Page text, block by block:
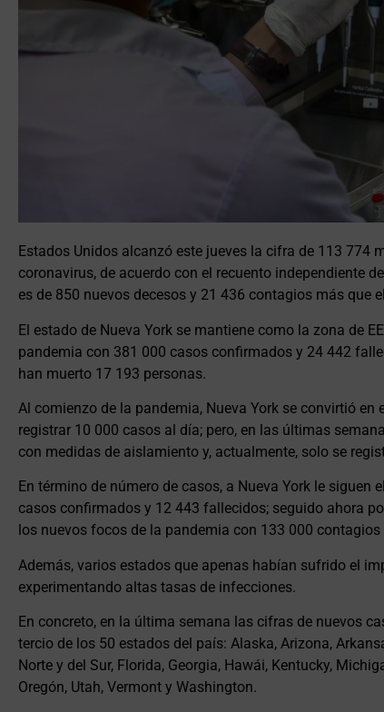
Estados Unidos alcanzó este jueves la cifra de 113 774
coronavirus, de acuerdo con el recuento independiente
es de 850 nuevos decesos y 21 436 contagios más que
El estado de Nueva York se mantiene como la zona de
pandemia con 381 000 casos confirmados y 24 442
han muerto 17 193 personas.
Al comienzo de la pandemia, Nueva York se convirtió
registrar 10 000 casos al día; pero, en las últimas
con medidas de aislamiento y, actualmente, solo se
En término de número de casos, a Nueva York le siguen
casos confirmados y 12 443 fallecidos; seguido ahora
los nuevos focos de la pandemia con 133 000
Además, varios estados que apenas habían sufrido el
experimentando altas tasas de infecciones.
En concreto, en la última semana las cifras de nuevos
tercio de los 50 estados del país: Alaska, Arizona,
Norte y del Sur, Florida, Georgia, Hawái, Kentucky,
Oregón, Utah, Vermont y Washington.